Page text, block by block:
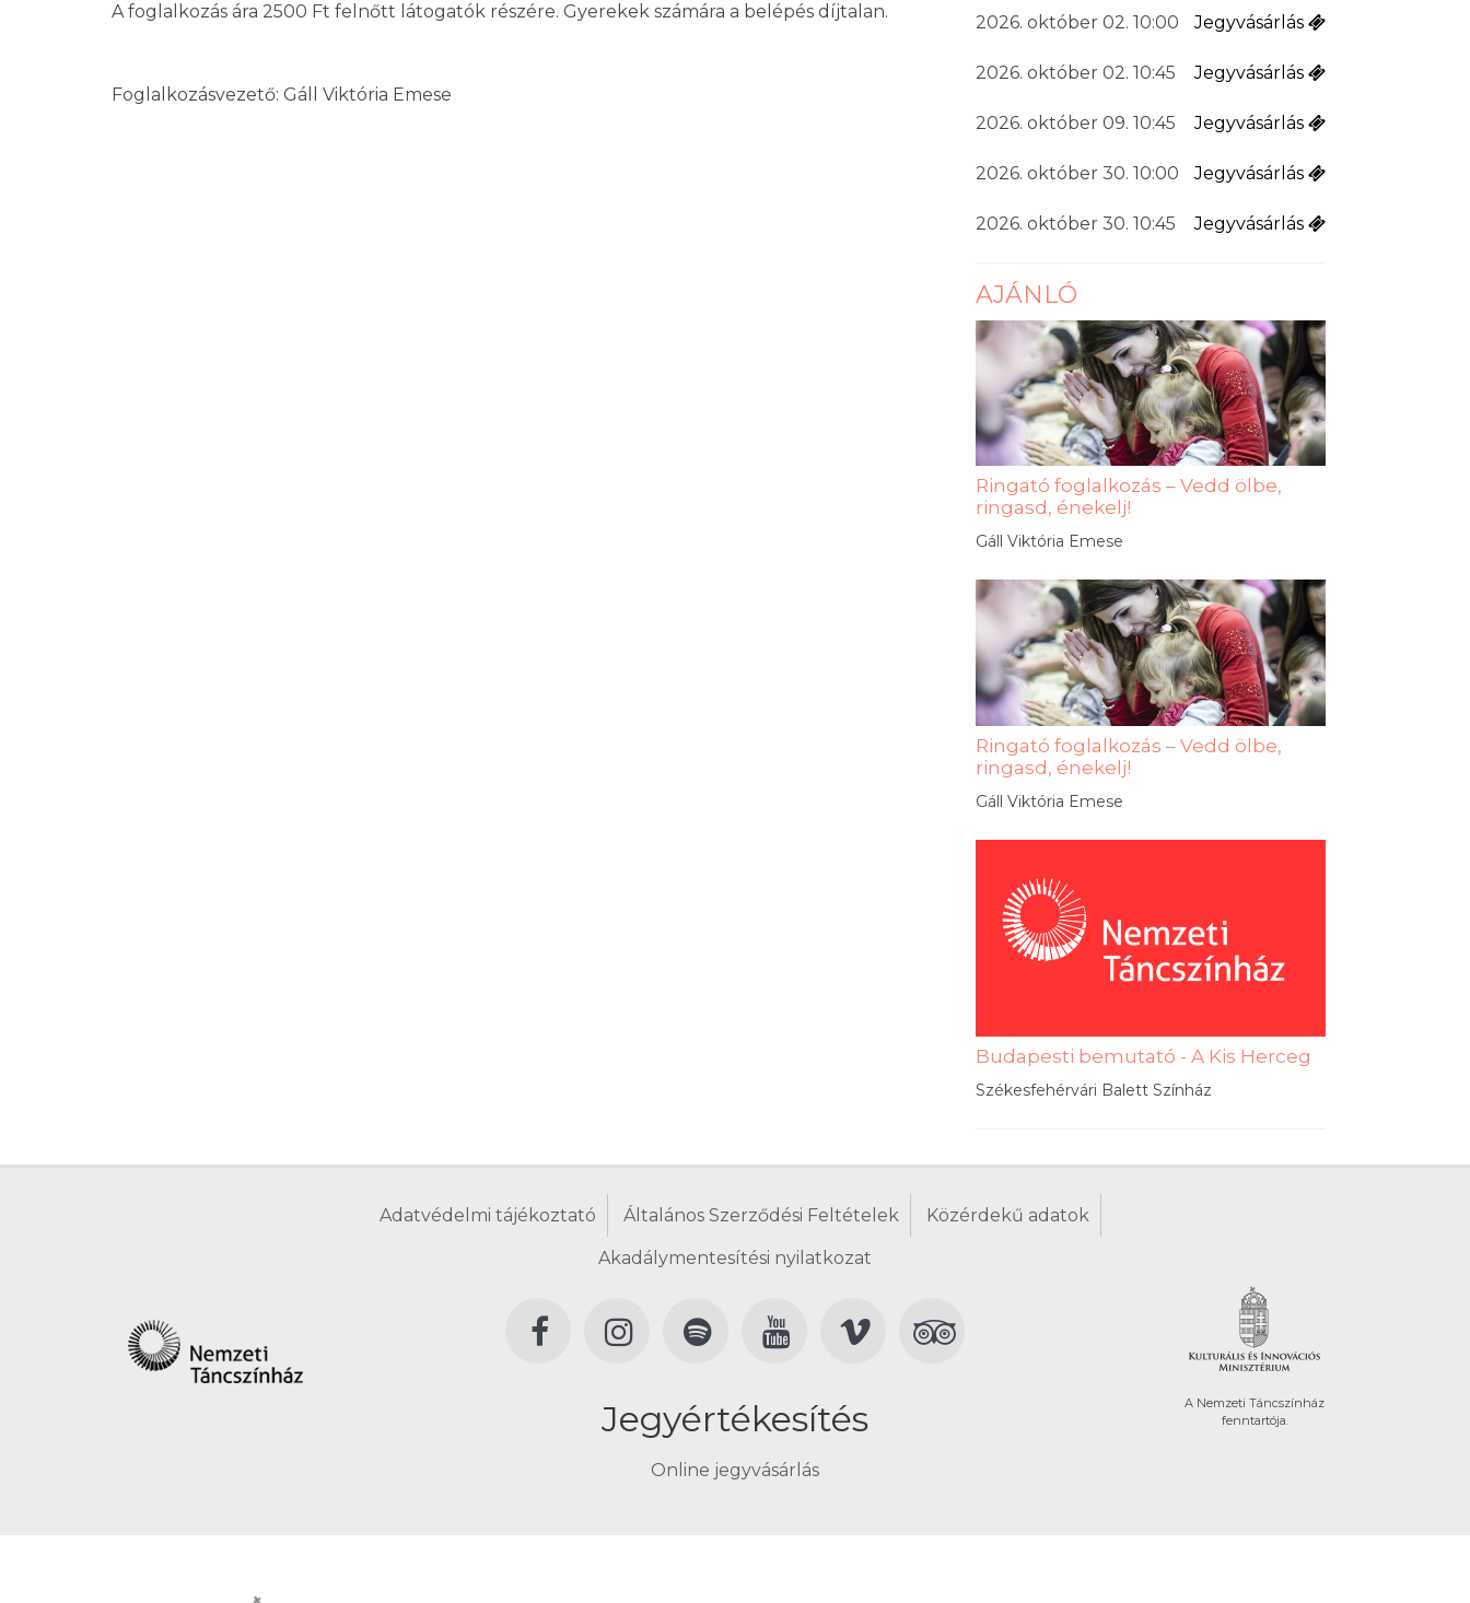
A foglalkozás ára 2500 Ft felnőtt látogatók részére. Gyerekek számára a belépés díjtalan.
Foglalkozásvezető: Gáll Viktória Emese
2026. október 02. 10:00 Jegyvásárlás
2026. október 02. 10:45 Jegyvásárlás
2026. október 09. 10:45 Jegyvásárlás
2026. október 30. 10:00 Jegyvásárlás
2026. október 30. 10:45 Jegyvásárlás
AJÁNLÓ
Ringató foglalkozás – Vedd ölbe,
ringasd, énekelj!
Gáll Viktória Emese
Ringató foglalkozás – Vedd ölbe,
ringasd, énekelj!
Gáll Viktória Emese
Budapesti bemutató - A Kis Herceg
Székesfehérvári Balett Színház
Adatvédelmi tájékoztató Általános Szerződési Feltételek Közérdekű adatok
Akadálymentesítési nyilatkozat
Jegyértékesítés
Online jegyvásárlás
A Nemzeti Táncszínház
fenntartója.